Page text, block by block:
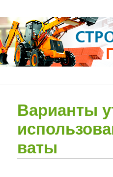
Варианты
ваты